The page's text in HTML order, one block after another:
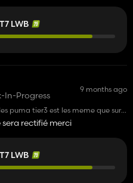
LWB
In-Progress
9 months ago
puma tier3 est les meme que sur
rectifié merci
LWB